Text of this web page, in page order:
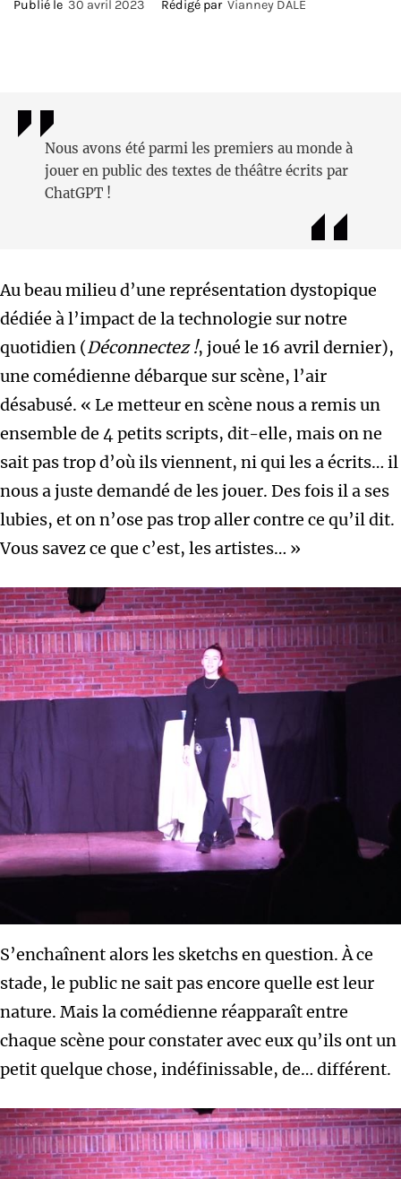
Publié le 30 avril 2023 Rédigé par Vianney DALE
Nous avons été parmi les premiers au monde à
jouer en public des textes de théâtre écrits par
ChatGPT !
Au beau milieu d’une représentation dystopique
dédiée à l’impact de la technologie sur notre
quotidien (Déconnectez !, joué le 16 avril dernier),
une comédienne débarque sur scène, l’air
désabusé. « Le metteur en scène nous a remis un
ensemble de 4 petits scripts, dit-elle, mais on ne
sait pas trop d’où ils viennent, ni qui les a écrits… il
nous a juste demandé de les jouer. Des fois il a ses
lubies, et on n’ose pas trop aller contre ce qu’il dit.
Vous savez ce que c’est, les artistes… »
S’enchaînent alors les sketchs en question. À ce
stade, le public ne sait pas encore quelle est leur
nature. Mais la comédienne réapparaît entre
chaque scène pour constater avec eux qu’ils ont un
petit quelque chose, indéfinissable, de… différent.